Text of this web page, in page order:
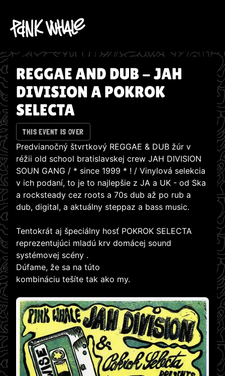
REGGAE AND DUB - JAH
DIVISION A POKROK
SELECTA
THIS EVENT IS OVER
Predvianočný štvrtkový REGGAE & DUB žúr v
réžii old school bratislavskej crew JAH DIVISION
SOUN GANG / * since 1999 * ! / Vinylová selekcia
v ich podaní, to je to najlepšie z JA a UK - od Ska
a rocksteady cez roots a 70s dub až po rub a
dub, digital, a aktuálny steppaz a bass music.
Tentokrát aj špeciálny hosť POKROK SELECTA
reprezentujúci mladú krv domácej sound
systémovej scény .
Dúfame, že sa na túto
kombináciu tešíte tak ako my.